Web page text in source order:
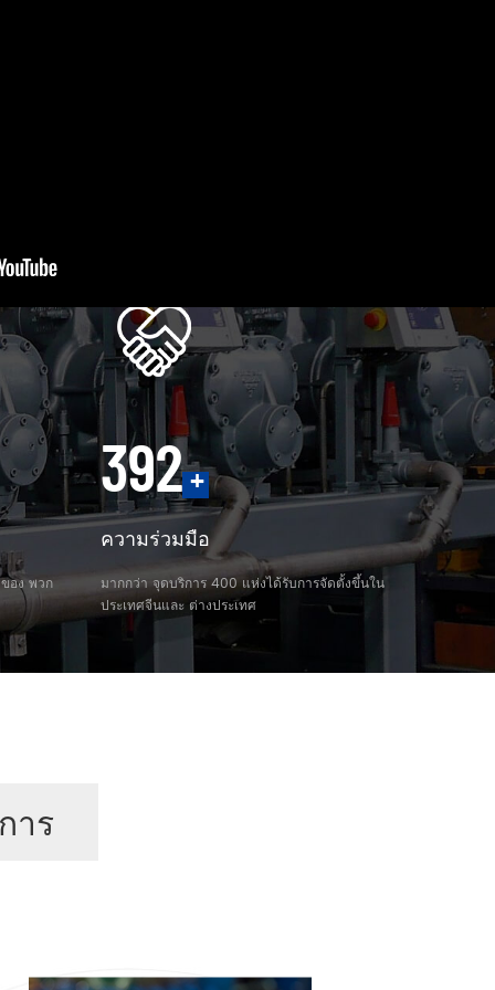
อง พวก
400+
ความร่วมมือ
มากกว่า จุดบริการ 400 แห่งได้รับการจัดตั้งขึ้นใน
ประเทศจีนและ ต่างประเทศ
าร